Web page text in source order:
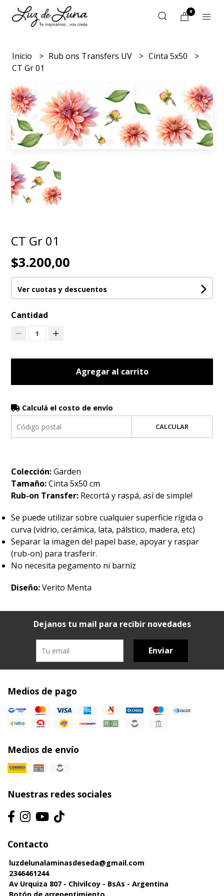
0
Inicio Rub ons Transfers UV
Cinta 5x50
CT Gr 01
CT Gr 01
$3.200,00
Ver cuotas y descuentos
Cantidad
1
Agregar al carrito
Calculá el costo de envío
CALCULAR
Colección:Garden
Tamaño:Cinta 5x50 cm
Rub-on Transfer: Recortá y raspá, así de simple!
Se puede utilizar sobre cualquier superficie rígida o
curva (vidrio, cerámica, lata, pálstico, madera, etc)
Separar la imagen del papel base, apoyar y raspar
(rub-on) para trasferir.
No necesita pegamento ni barníz
Diseño:Verito Menta
Dejanos tu mail para recibir novedades
Enviar
Medios de pago
Medios de envío
Nuestras redes sociales
Contacto
luzdelunalaminasdeseda@gmail.com
2346461244
Av Urquiza 807 - Chivilcoy - BsAs - Argentina